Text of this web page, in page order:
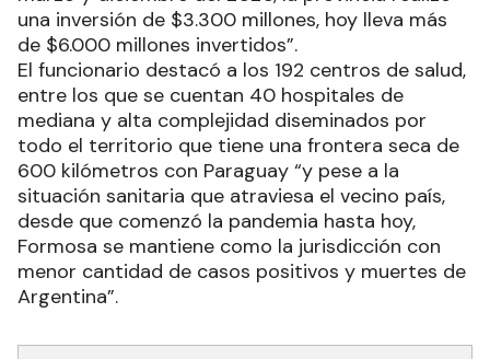
una inversión de $3.300 millones, hoy lleva más
de $6.000 millones invertidos”.
El funcionario destacó a los 192 centros de salud,
entre los que se cuentan 40 hospitales de
mediana y alta complejidad diseminados por
todo el territorio que tiene una frontera seca de
600 kilómetros con Paraguay “y pese a la
situación sanitaria que atraviesa el vecino país,
desde que comenzó la pandemia hasta hoy,
Formosa se mantiene como la jurisdicción con
menor cantidad de casos positivos y muertes de
Argentina”.